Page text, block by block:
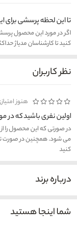
تا این لحظه پرسشی
اگر در مورد این محصول
کنید تا کارشناسان مدیاژ حداکثر تا ۴۸ ساعت به شما
نظر کاربران
هنوز
اولین نفری باشید که
در صورتی که این محصول را از
می شود. همچنین در صورت
کنید
درباره برند
شما اینجا هستید